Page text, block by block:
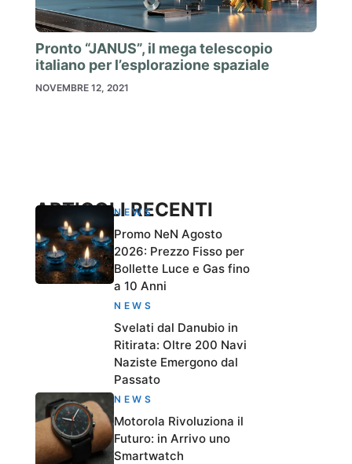
Pronto “JANUS”, il mega telescopio
italiano per l’esplorazione spaziale
NOVEMBRE 12, 2021
ARTICOLI RECENTI
NEWS
Promo NeN Agosto
2026: Prezzo Fisso per
Bollette Luce e Gas fino
a 10 Anni
NEWS
Svelati dal Danubio in
Ritirata: Oltre 200 Navi
Naziste Emergono dal
Passato
NEWS
Motorola Rivoluziona il
Futuro: in Arrivo uno
Smartwatch